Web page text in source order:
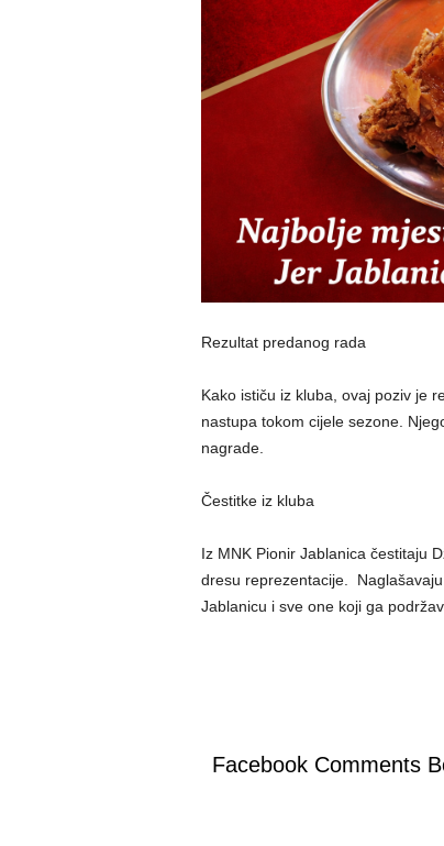
Rezultat predanog rada
Kako ističu iz kluba, ovaj poziv je
nastupa tokom cijele sezone.
nagrade.
Čestitke iz kluba
Iz MNK Pionir Jablanica čestitaju
dresu reprezentacije.
Jablanicu i sve one koji ga
Facebook Comments